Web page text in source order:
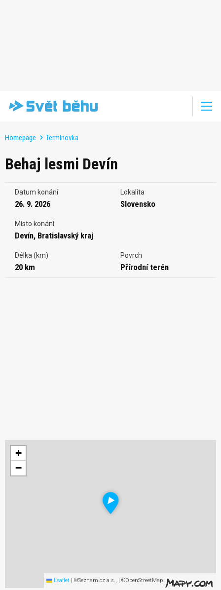
Homepage Termínovka
Behaj lesmi Devín
Datum konání
26. 9. 2026
Lokalita
Slovensko
Místo konání
Devín, Bratislavský kraj
Délka (km)
20 km
Povrch
Přírodní terén
+
−
Leaflet | ©Seznam.cz a.s., | ©OpenStreetMap